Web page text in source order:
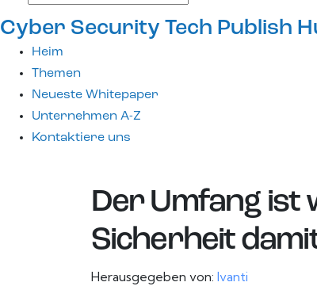
Cyber Security Tech Publish
Heim
Themen
Neueste Whitepaper
Unternehmen A-Z
Kontaktiere uns
Der Umfang ist
Sicherheit
Herausgegeben von: Ivanti